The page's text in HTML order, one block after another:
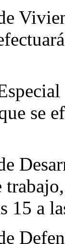
se
15 a